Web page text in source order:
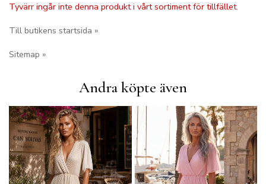
Tyvärr ingår inte denna produkt i vårt sortiment för tillfället.
Till butikens startsida »
Sitemap »
Andra köpte även